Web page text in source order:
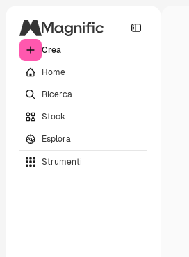
Crea
Home
Ricerca
Stock
Esplora
Strumenti